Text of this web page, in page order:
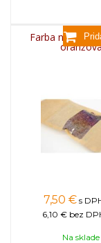
Farba na
7,50 € s
6,10 € bez
Na sklade